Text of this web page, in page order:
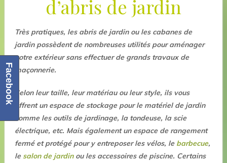
d’abris de jardin
Très pratiques, les abris de jardin ou les cabanes de
jardin possèdent de nombreuses utilités pour aménager
votre extérieur sans effectuer de grands travaux de
maçonnerie.
Selon leur taille, leur matériau ou leur style, ils vous
offrent un espace de stockage pour le matériel de jardin
comme les outils de jardinage, la tondeuse, la scie
électrique, etc. Mais également un espace de rangement
fermé et protégé pour y entreposer les vélos, le barbecue,
le salon de jardinou les accessoires de piscine. Certains
Facebook